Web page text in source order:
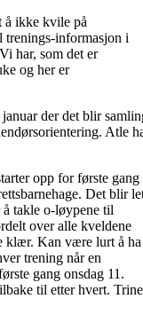
å ikke kvile på
trenings-informasjon i
har, som det er
og her er
der det blir
Atle
opp for første gang
Det blir
takle o-løypene til
over alle kveldene
klær. Kan være lurt å ha
trening når en
gang onsdag 11.
til etter hvert. Trine